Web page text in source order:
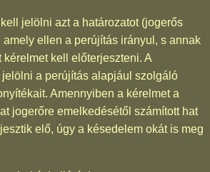
jelölni azt a határozatot (jogerős
ellen a perújítás irányul, s annak
kérelmet kell előterjeszteni. A
a perújítás alapjául szolgáló
Amennyiben a kérelmet a
jogerőre emelkedésétől számított hat
elő, úgy a késedelem okát is meg